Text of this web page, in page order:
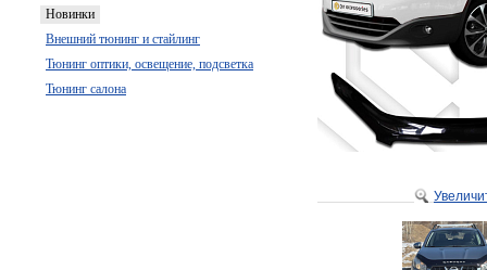
Новинки
Внешний тюнинг и стайлинг
Тюнинг оптики, освещение, подсветка
Тюнинг салона